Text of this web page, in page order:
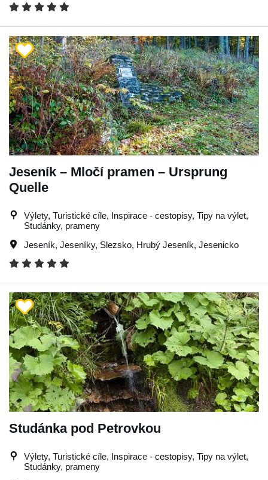
Jeseník – Mločí pramen – Ursprung
Quelle
Výlety, Turistické cíle, Inspirace - cestopisy, Tipy na výlet,
Studánky, prameny
Jeseník, Jeseníky, Slezsko, Hrubý Jeseník, Jesenicko
Studánka pod Petrovkou
Výlety, Turistické cíle, Inspirace - cestopisy, Tipy na výlet,
Studánky, prameny